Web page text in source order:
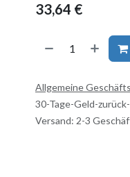
33,64 €
Allgemeine
30-Tage-Geld-
Versand: 2-3